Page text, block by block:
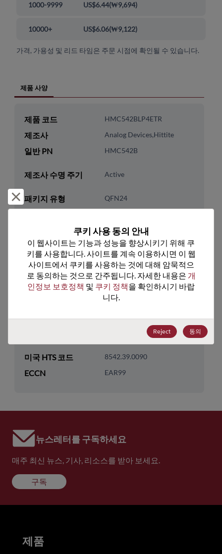
1000-9999 US$6.44(₩9,694)
10000+ US$6.06(₩9,122)
가격, 가용성 및 리드 타임은 주문 시점에 확인될 수 있습니다.
제품 사양
제품 코드 HMC542BLP4ETR
제조사 Analog Devices,Hittite
일반 PN HMC542B
제조사 수명 주기 Active
패키지 유형 QFN24
Yes
리드프리 No
패키지 유형 Tape & Reel
패키지 수량 500
Analog & Mixed Signal
기술 하위 카테고리 RF & Microwave
RF- Amps/LNAs/AFEs
미국 HTS 코드 8542.39.0090
ECCN EAR99
뉴스레터를 구독하세요
매주 최신 뉴스, 기사, 리소스를 받아 보세요.
구독
거부 및 닫기
쿠키 사용 동의 안내
이 웹사이트는 기능과 성능을 향상시키기 위해 쿠
키를 사용합니다. 사이트를 계속 이용하시면 이 웹
사이트에서 쿠키를 사용하는 것에 대해 암묵적으
로 동의하는 것으로 간주됩니다. 자세한 내용은 개
인정보 보호정책 및 쿠키 정책을 확인하시기 바랍
니다.
Reject 동의
제품